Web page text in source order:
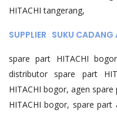
HITACHI tangerang,
SUPPLIER SUKU CADANG
spare part HITACHI
distributor spare part
HITACHI bogor, agen
HITACHI bogor, spare